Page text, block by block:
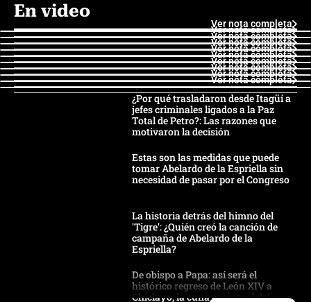
En video
Ver nota completa
Ver nota completa
Ver nota completa
Ver nota completa
Ver nota completa
Ver nota completa
Ver nota completa
Ver nota completa
Ver nota completa
Ver nota completa
¿Por qué trasladaron desde Itagüí a
jefes criminales ligados a la Paz
Total de Petro?: Las razones que
motivaron la decisión
Estas son las medidas que puede
tomar Abelardo de la Espriella sin
necesidad de pasar por el Congreso
La historia detrás del himno del
'Tigre': ¿Quién creó la canción de
campaña de Abelardo de la
Espriella?
De obispo a Papa: así será el
histórico regreso de León XIV a
Chiclayo, la cuna espiritual del